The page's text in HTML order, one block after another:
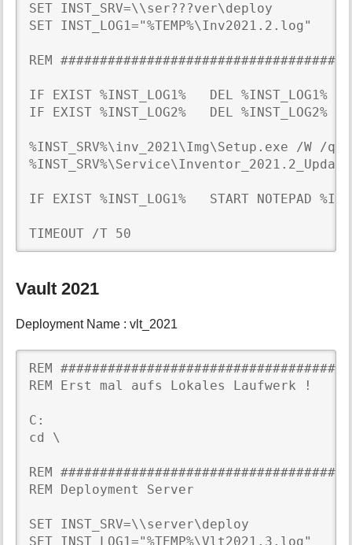
SET INST_SRV=\\ser???ver\deploy
SET INST_LOG1="%TEMP%\Inv2021.2.log"
REM
IF EXIST %INST_LOG1%   DEL %INST_LOG1%
IF EXIST %INST_LOG2%   DEL %INST_LOG2%
%INST_SRV%\inv_2021\Img\Setup.exe /W
IF EXIST %INST_LOG1%   START NOTEPAD
TIMEOUT /T 50
Vault 2021
Deployment Name : vlt_2021
REM
REM Erst mal aufs Lokales Laufwerk !
C:
cd \
REM
REM Deployment Server
SET INST_SRV=\\server\deploy
SET INST_LOG1="%TEMP%\Vlt2021.3.log"